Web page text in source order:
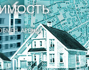
АРЕНДА